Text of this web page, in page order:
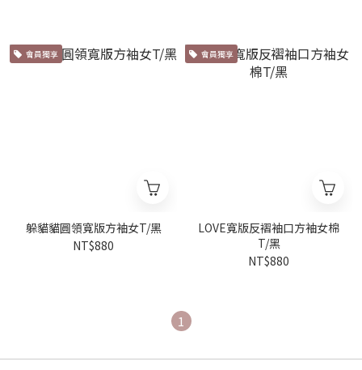
會員獨享
躲貓貓圓領寬版方袖女T/黑
NT$880
會員獨享
LOVE寬版反褶袖口方袖女棉
T/黑
NT$880
1